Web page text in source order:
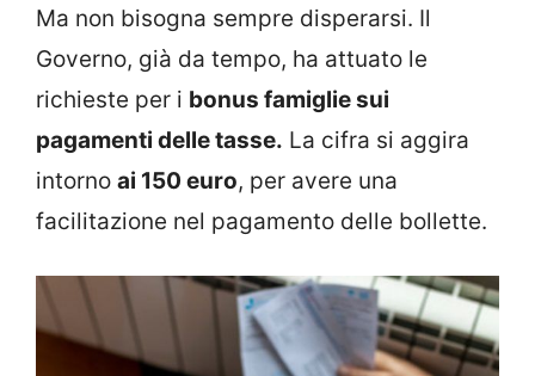
Ma non bisogna sempre disperarsi. Il
Governo, già da tempo, ha attuato le
richieste per i bonus famiglie sui
pagamenti delle tasse. La cifra si aggira
intorno ai 150 euro, per avere una
facilitazione nel pagamento delle bollette.